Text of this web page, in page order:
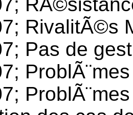
RivalitÃ©s
Pas de